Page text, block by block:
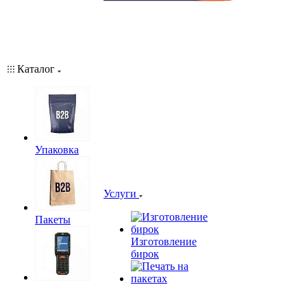
Каталог
Упаковка
Пакеты
Услуги
Изготовление
бирок